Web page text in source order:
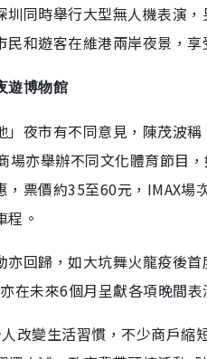
圳同時舉行大型無人機表演
和遊客在維港兩岸夜景，享
遊博物館
」夜市有不同意見，陳茂波
場亦舉辦不同文化體育節目
，票價約35至60元，IMAX
程。
亦回歸，如大坑舞火龍疫後
在未來6個月呈獻各項晚間表
改變生活習慣，不少商戶